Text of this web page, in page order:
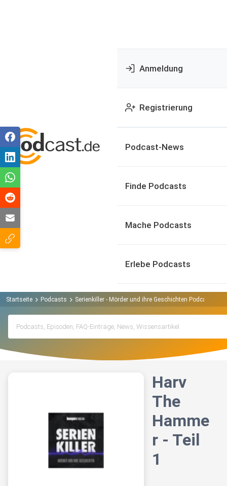
Anmeldung
Registrierung
Podcast-News
Finde Podcasts
Mache Podcasts
Erlebe Podcasts
Startseite Podcasts Serienkiller - Mörder und ihre Geschichten Podcast
Harv
The
Hamme
r - Teil
1